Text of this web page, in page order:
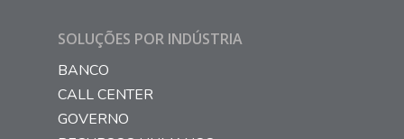
SOLUÇÕES POR INDÚSTRIA
BANCO
CALL CENTER
GOVERNO